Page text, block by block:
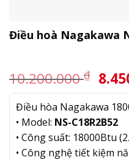
Điều hoà Nagakawa
10.200.000₫ Giá
gốc
là:
Điều hòa Nagakawa
• Model: NS-C18R2B52
• Công suất: 18000Btu
• Công nghệ tiết kiệm